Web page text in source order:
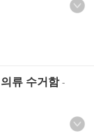
류 수거함-